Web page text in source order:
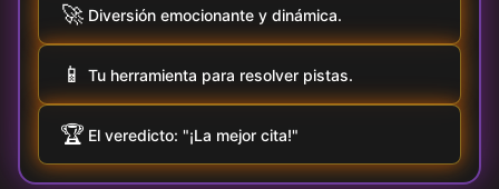
🚀 Diversión emocionante y dinámica.
📱 Tu herramienta para resolver pistas.
🏆 El veredicto: "¡La mejor cita!"